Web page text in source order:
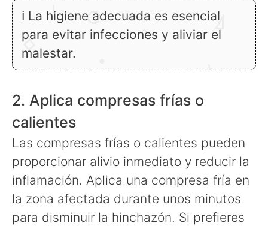
ℹ La higiene adecuada es esencial
para evitar infecciones y aliviar el
malestar.
2. Aplica compresas frías o
calientes
Las compresas frías o calientes pueden
proporcionar alivio inmediato y reducir la
inflamación. Aplica una compresa fría en
la zona afectada durante unos minutos
para disminuir la hinchazón. Si prefieres